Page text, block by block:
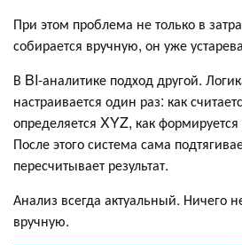
При этом проблема не только в
собирается вручную, он уже
В BI-аналитике подход другой.
настраивается один раз: как
определяется XYZ, как
После этого система сама
пересчитывает результат.
Анализ всегда актуальный. Ничего
вручную.